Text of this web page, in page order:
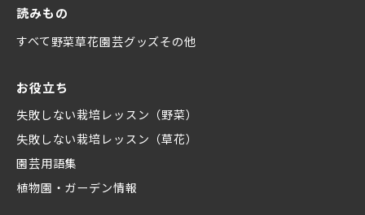
読みもの
すべて野菜草花園芸グッズその他
お役立ち
失敗しない栽培レッスン（野菜）
失敗しない栽培レッスン（草花）
園芸用語集
植物園・ガーデン情報